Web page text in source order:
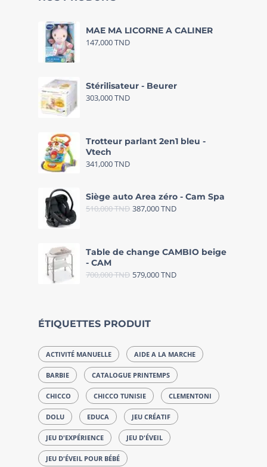
MAE MA LICORNE A CALINER
147,000TND
Stérilisateur - Beurer
303,000TND
Trotteur parlant 2en1 bleu -
Vtech
341,000TND
Siège auto Area zéro - Cam Spa
510,000TND 387,000TND
Table de change CAMBIO beige
- CAM
700,000TND 579,000TND
ÉTIQUETTES PRODUIT
ACTIVITÉ MANUELLE AIDE A LA MARCHE
BARBIE CATALOGUE PRINTEMPS
CHICCO CHICCO TUNISIE CLEMENTONI
DOLU EDUCA JEU CRÉATIF
JEU D'EXPÉRIENCE JEU D'ÉVEIL
JEU D'ÉVEIL POUR BÉBÉ